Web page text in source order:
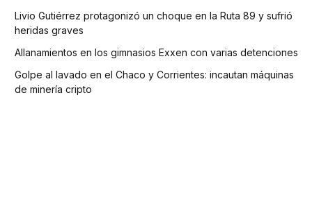
Livio Gutiérrez protagonizó un choque en la Ruta 89 y sufrió
heridas graves
Allanamientos en los gimnasios Exxen con varias detenciones
Golpe al lavado en el Chaco y Corrientes: incautan máquinas
de minería cripto